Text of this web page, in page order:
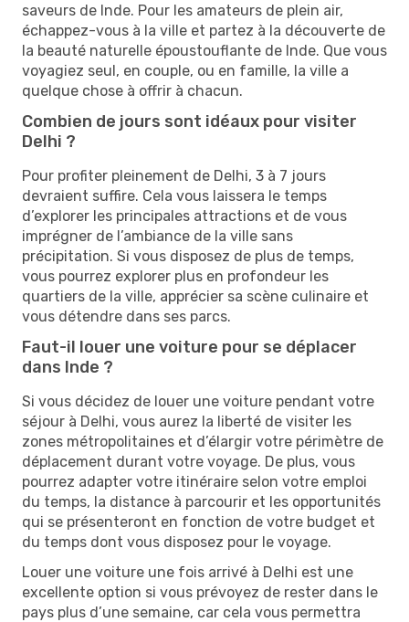
saveurs de Inde. Pour les amateurs de plein air,
échappez-vous à la ville et partez à la découverte de
la beauté naturelle époustouflante de Inde. Que vous
voyagiez seul, en couple, ou en famille, la ville a
quelque chose à offrir à chacun.
Combien de jours sont idéaux pour visiter
Delhi ?
Pour profiter pleinement de Delhi, 3 à 7 jours
devraient suffire. Cela vous laissera le temps
d’explorer les principales attractions et de vous
imprégner de l’ambiance de la ville sans
précipitation. Si vous disposez de plus de temps,
vous pourrez explorer plus en profondeur les
quartiers de la ville, apprécier sa scène culinaire et
vous détendre dans ses parcs.
Faut-il louer une voiture pour se déplacer
dans Inde ?
Si vous décidez de louer une voiture pendant votre
séjour à Delhi, vous aurez la liberté de visiter les
zones métropolitaines et d’élargir votre périmètre de
déplacement durant votre voyage. De plus, vous
pourrez adapter votre itinéraire selon votre emploi
du temps, la distance à parcourir et les opportunités
qui se présenteront en fonction de votre budget et
du temps dont vous disposez pour le voyage.
Louer une voiture une fois arrivé à Delhi est une
excellente option si vous prévoyez de rester dans le
pays plus d’une semaine, car cela vous permettra